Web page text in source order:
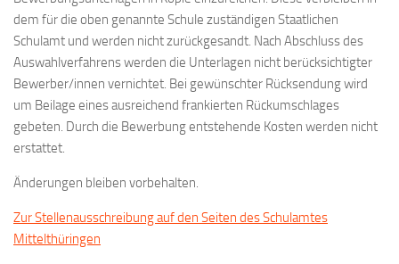
dem für die oben genannte Schule zuständigen Staatlichen
Schulamt und werden nicht zurückgesandt. Nach Abschluss des
Auswahlverfahrens werden die Unterlagen nicht berücksichtigter
Bewerber/innen vernichtet. Bei gewünschter Rücksendung wird
um Beilage eines ausreichend frankierten Rückumschlages
gebeten. Durch die Bewerbung entstehende Kosten werden nicht
erstattet.
Änderungen bleiben vorbehalten.
Zur Stellenausschreibung auf den Seiten des Schulamtes
Mittelthüringen